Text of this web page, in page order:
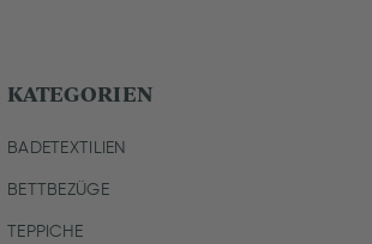
KATEGORIEN
BADETEXTILIEN
BETTBEZÜGE
TEPPICHE